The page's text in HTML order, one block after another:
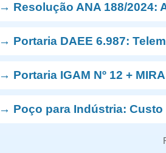
→ Resolução ANA 188/2024:
→ Portaria DAEE 6.987:
→ Portaria IGAM Nº 12 +
→ Poço para Indústria: Custo